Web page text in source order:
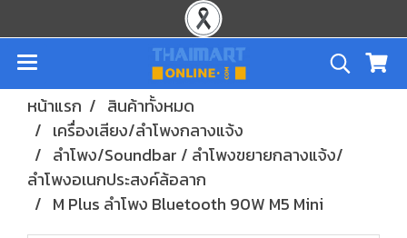
หน้าแรก
สินค้าทั้งหมด
เครื่องเสียง/ลำโพงกลางแจ้ง
ลำโพง/Soundbar / ลำโพงขยายกลางแจ้ง/
ลำโพงอเนกประสงค์ล้อลาก
M Plus ลำโพง Bluetooth 90W M5 Mini